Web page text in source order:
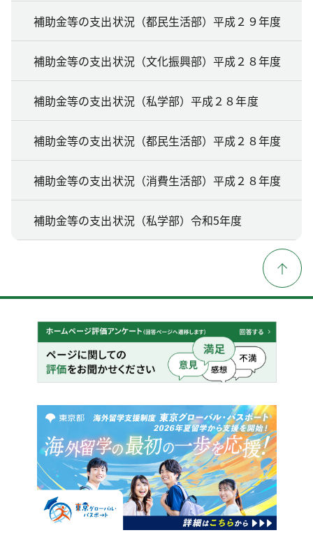
補助金等の支出状況（都民生活部）平成２９年度
補助金等の支出状況（文化振興部）平成２８年度
補助金等の支出状況（私学部）平成２８年度
補助金等の支出状況（都民生活部）平成２８年度
補助金等の支出状況（消費生活部）平成２８年度
補助金等の支出状況（私学部）令和5年度